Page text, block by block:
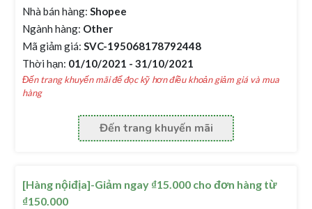
Nhà bán hàng: Shopee
Ngành hàng: Other
Mã giảm giá: SVC-195068178792448
Thời hạn: 01/10/2021 - 31/10/2021
Đến trang khuyến mãi để đọc kỹ hơn điều khoản giảm giá và mua
hàng
Đến trang khuyến mãi
[Hàng nộiđịa]-Giảm ngay ₫15.000 cho đơn hàng từ
₫150.000